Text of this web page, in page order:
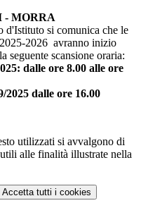
- MORRA
d'Istituto si comunica che le
2026 avranno inizio
seguente scansione oraria:
dalle ore 8.00 alle ore
2025 dalle ore 16.00
utilizzati si avvalgono di
alle finalità illustrate nella
Accetta tutti i cookies